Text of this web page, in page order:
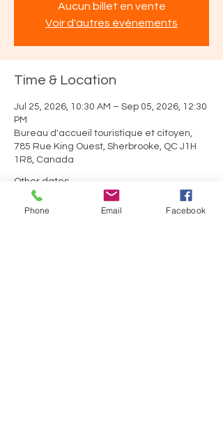
Aucun billet en vente
Voir d'autres événements
Time & Location
Jul 25, 2026, 10:30 AM – Sep 05, 2026, 12:30
PM
Bureau d'accueil touristique et citoyen,
785 Rue King Ouest, Sherbrooke, QC J1H
1R8, Canada
Other dates
Sat, Aug 15, 10:30 AM
Phone Email Facebook